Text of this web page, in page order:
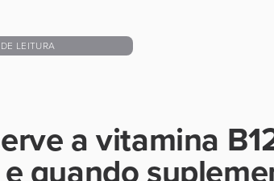
LEITURA
a vitamina
quando